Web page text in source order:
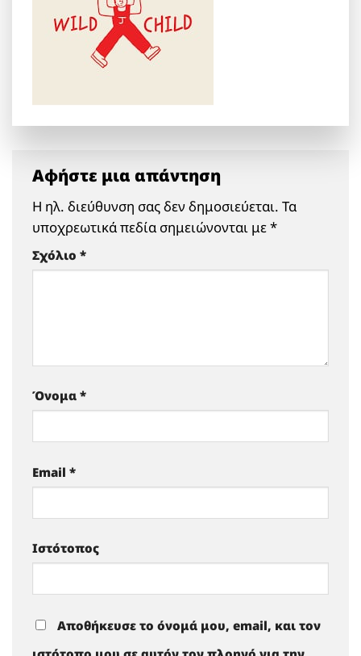
Αφήστε μια απάντηση
Η ηλ. διεύθυνση σας δεν δημοσιεύεται. Τα
υποχρεωτικά πεδία σημειώνονται με*
Σχόλιο *
Όνομα *
Email *
Ιστότοπος
Αποθήκευσε το όνομά μου, email, και τον